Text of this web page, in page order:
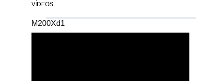
VÍDEOS
M200Xd1